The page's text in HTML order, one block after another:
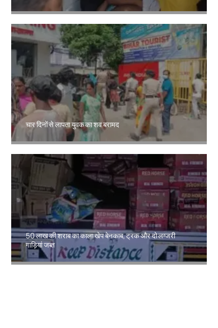
चार दिनों से लापता युवक का शव बरामद
50 लाख की शराब का काला खेप बेनकाब, ट्रक और दो लग्जरी
गाड़ियां जब्त
Amit Lekh